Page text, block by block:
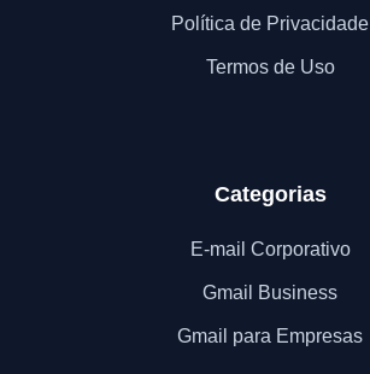
Política de Privacidade
Termos de Uso
Categorias
E-mail Corporativo
Gmail Business
Gmail para Empresas